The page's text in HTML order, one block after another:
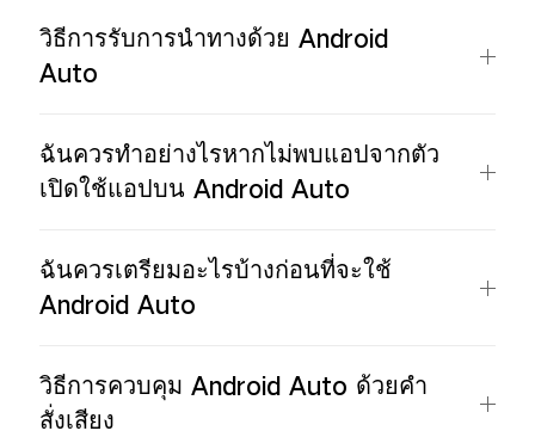
วิธีการรับการนำทางด้วย Android
Auto
ฉันควรทำอย่างไรหากไม่พบแอปจากตัว
เปิดใช้แอปบน Android Auto
ฉันควรเตรียมอะไรบ้างก่อนที่จะใช้
Android Auto
วิธีการควบคุม Android Auto ด้วยคำ
สั่งเสียง